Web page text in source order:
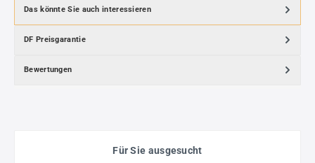
Das könnte Sie auch interessieren
DF Preisgarantie
Bewertungen
Für Sie ausgesucht